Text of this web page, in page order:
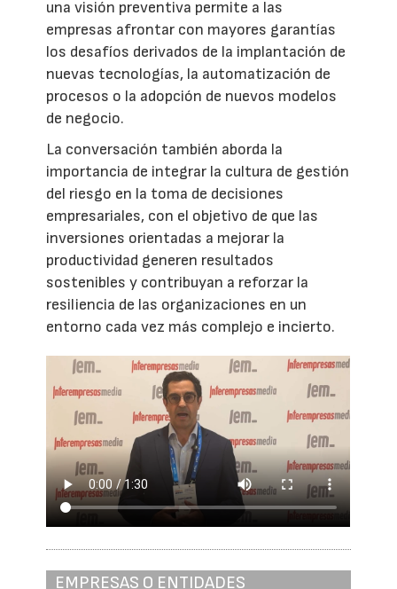
una visión preventiva permite a las
empresas afrontar con mayores garantías
los desafíos derivados de la implantación de
nuevas tecnologías, la automatización de
procesos o la adopción de nuevos modelos
de negocio.
La conversación también aborda la
importancia de integrar la cultura de gestión
del riesgo en la toma de decisiones
empresariales, con el objetivo de que las
inversiones orientadas a mejorar la
productividad generen resultados
sostenibles y contribuyan a reforzar la
resiliencia de las organizaciones en un
entorno cada vez más complejo e incierto.
EMPRESAS O ENTIDADES